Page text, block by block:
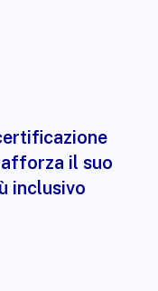
il suo
inclusivo